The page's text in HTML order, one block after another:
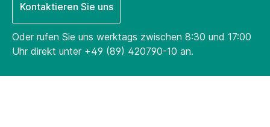
Kontaktieren Sie uns
Oder rufen Sie uns werktags zwischen 8:30 und 17:00
Uhr direkt unter +49 (89) 420790-10 an.